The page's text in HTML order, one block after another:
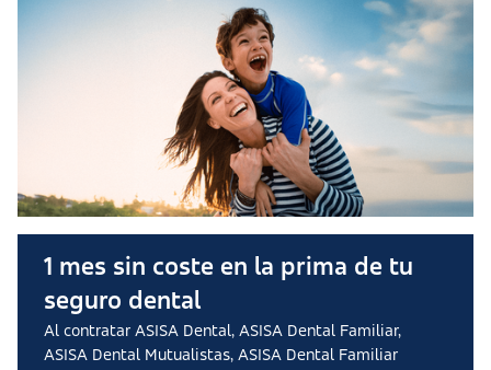
1 mes sin coste en la prima de tu
seguro dental
Al contratar ASISA Dental, ASISA Dental Familiar,
ASISA Dental Mutualistas, ASISA Dental Familiar